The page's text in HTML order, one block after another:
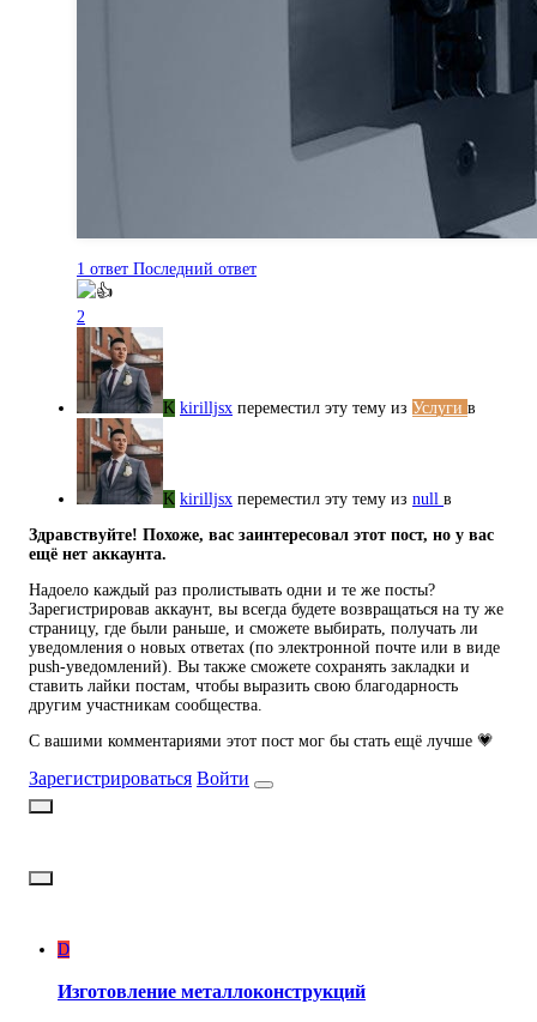
1 ответ Последний ответ
2
K kirilljsx переместил эту тему из Услуги в
K kirilljsx переместил эту тему из null в
Здравствуйте! Похоже, вас заинтересовал этот пост, но у вас
ещё нет аккаунта.
Надоело каждый раз пролистывать одни и те же посты?
Зарегистрировав аккаунт, вы всегда будете возвращаться на ту же
страницу, где были раньше, и сможете выбирать, получать ли
уведомления о новых ответах (по электронной почте или в виде
push-уведомлений). Вы также сможете сохранять закладки и
ставить лайки постам, чтобы выразить свою благодарность
другим участникам сообщества.
С вашими комментариями этот пост мог бы стать ещё лучше 💗
Зарегистрироваться Войти
D
Изготовление металлоконструкций